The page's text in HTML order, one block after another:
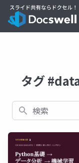
タグ
検索